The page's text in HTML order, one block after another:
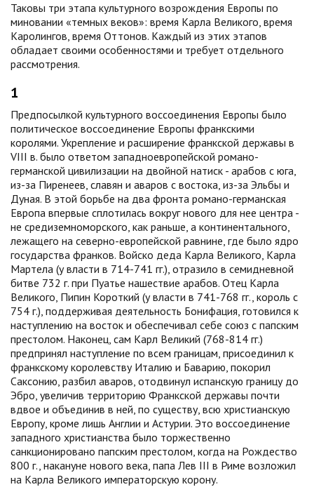
Таковы три этапа культурного возрождения Европы по
миновании «темных веков»: время Карла Великого, время
Каролингов, время Оттонов. Каждый из этих этапов
обладает своими особенностями и требует отдельного
рассмотрения.
1
Предпосылкой культурного воссоединения Европы было
политическое воссоединение Европы франкскими
королями. Укрепление и расширение франкской державы в
VIII в. было ответом западноевропейской романо-
германской цивилизации на двойной натиск - арабов с юга,
из-за Пиренеев, славян и аваров с востока, из-за Эльбы и
Дуная. В этой борьбе на два фронта романо-германская
Европа впервые сплотилась вокруг нового для нее центра -
не средиземноморского, как раньше, а континентального,
лежащего на северно-европейской равнине, где было ядро
государства франков. Войско деда Карла Великого, Карла
Мартела (у власти в 714-741 гг.), отразило в семидневной
битве 732 г. при Пуатье нашествие арабов. Отец Карла
Великого, Пипин Короткий (у власти в 741-768 гг., король с
754 г.), поддерживая деятельность Бонифация, готовился к
наступлению на восток и обеспечивал себе союз с папским
престолом. Наконец, сам Карл Великий (768-814 гг.)
предпринял наступление по всем границам, присоединил к
франкскому королевству Италию и Баварию, покорил
Саксонию, разбил аваров, отодвинул испанскую границу до
Эбро, увеличив территорию Франкской державы почти
вдвое и объединив в ней, по существу, всю христианскую
Европу, кроме лишь Англии и Астурии. Это воссоединение
западного христианства было торжественно
санкционировано папским престолом, когда на Рождество
800 г., накануне нового века, папа Лев III в Риме возложил
на Карла Великого императорскую корону.